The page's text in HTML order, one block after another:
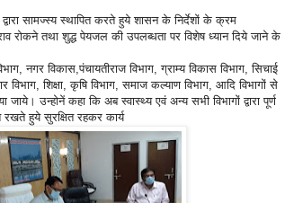
सामज्स्य स्थापित करते हुये शासन के निर्देशों के क्रम
रोकने तथा शुद्ध पेयजल की उपलब्धता पर विशेष ध्यान दिये जाने के
नगर विकास,पंचायतीराज विभाग, ग्राम्य विकास विभाग, सिचाई
विभाग, शिक्षा, कृषि विभाग, समाज कल्याण विभाग, आदि विभागों से
उन्होनें कहा कि अब स्वास्थ्य एवं अन्य सभी विभागों द्वारा पूर्ण
रखते हुये सुरक्षित रहकर कार्य